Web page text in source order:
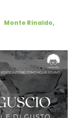
Monte Rinaldo,